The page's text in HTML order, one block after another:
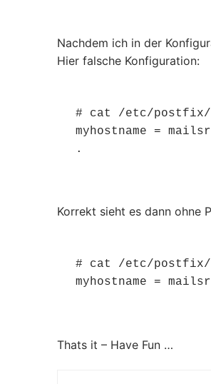
Nachdem ich in der
Hier falsche Konfiguration:
# cat /etc/postfix/
myhostname =
.
Korrekt sieht es dann ohne
# cat /etc/postfix/
Thats it – Have Fun …